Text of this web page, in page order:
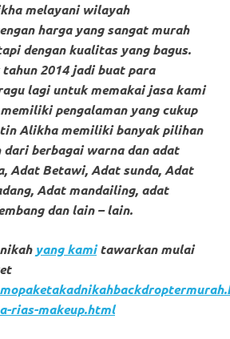
melayani wilayah
harga yang sangat murah
dengan kualitas yang bagus.
2014 jadi buat para
lagi untuk memakai jasa kami
pengalaman yang cukup
Alikha memiliki banyak pilihan
berbagai warna dan adat
Adat Betawi, Adat sunda, Adat
Adat mandailing, adat
dan lain – lain.
yang kamitawarkan mulai
rias-makeup.html